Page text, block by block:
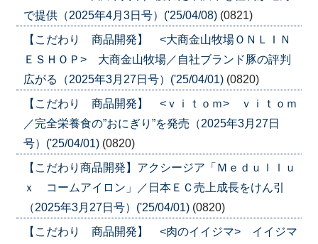
で提供（2025年4月3日号）('25/04/08) (0821)
【こだわり 商品開発】 <大商金山牧場ＯＮＬＩＮ
ＥＳＨＯＰ> 大商金山牧場／自社ブランド豚の評判
広がる（2025年3月27日号）('25/04/01) (0820)
【こだわり 商品開発】 <ｖｉｔｏｍ> ｖｉｔｏｍ
／完全栄養食の”おにぎり”を発売（2025年3月27日
号）('25/04/01) (0820)
【こだわり商品開発】アクシージア「Ｍｅｄｕｌｌｕ
ｘ コームアイロン」／日本ＥＣ売上成長をけん引
（2025年3月27日号）('25/04/01) (0820)
【こだわり 商品開発】 <肉のイイジマ> イイジマ